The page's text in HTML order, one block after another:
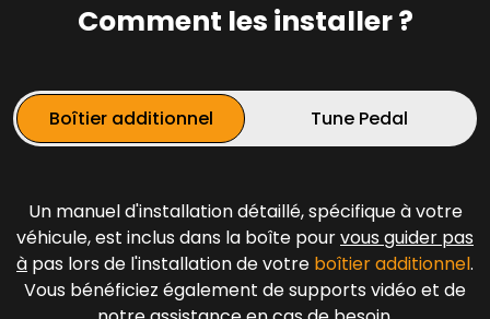
Comment les installer ?
Boîtier additionnel Tune Pedal
Un manuel d'installation détaillé, spécifique à votre
véhicule, est inclus dans la boîte pourvous guider pas
à pas lors de l'installation de votre boîtier additionnel.
Vous bénéficiez également de supports vidéo et de